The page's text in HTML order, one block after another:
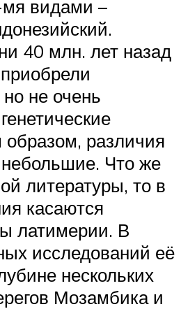
видами –
40 млн. лет назад
не очень
образом, различия
Что же
литературы, то в
касаются
латимерии. В
исследований её
нескольких
Мозамбика и